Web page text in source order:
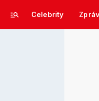
Celebrity